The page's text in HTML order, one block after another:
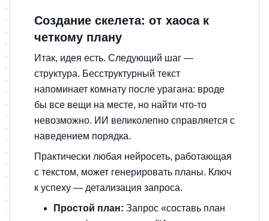
Создание скелета: от хаоса к
четкому плану
Итак, идея есть. Следующий шаг —
структура. Бесструктурный текст
напоминает комнату после урагана: вроде
бы все вещи на месте, но найти что-то
невозможно. ИИ великолепно справляется с
наведением порядка.
Практически любая нейросеть, работающая
с текстом, может генерировать планы. Ключ
к успеху — детализация запроса.
Простой план: Запрос «составь план